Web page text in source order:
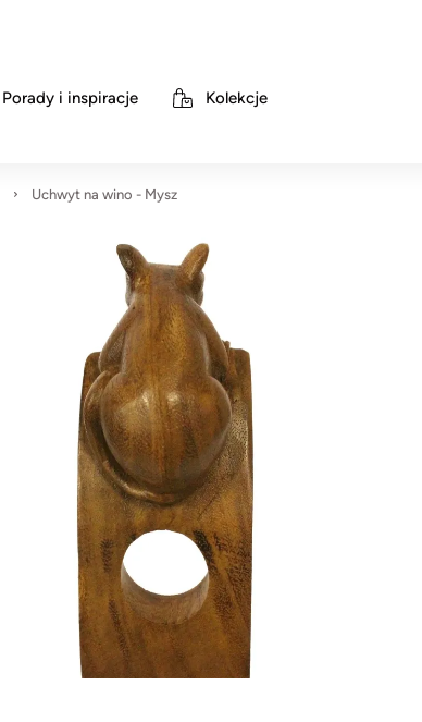
Porady i inspiracje Kolekcje
Uchwyt na wino - Mysz